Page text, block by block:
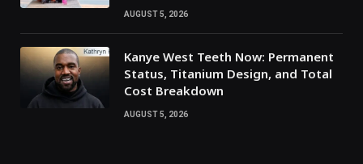
AUGUST 5, 2026
Kanye West Teeth Now: Permanent
Status, Titanium Design, and Total
Cost Breakdown
AUGUST 5, 2026